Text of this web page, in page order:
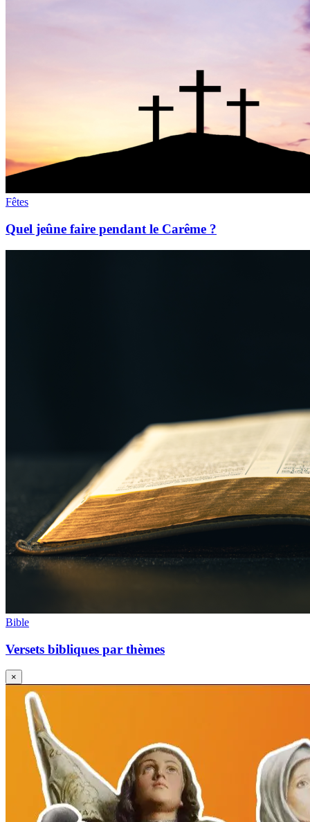
Fêtes
Quel jeûne faire pendant le Carême ?
Bible
Versets bibliques par thèmes
×